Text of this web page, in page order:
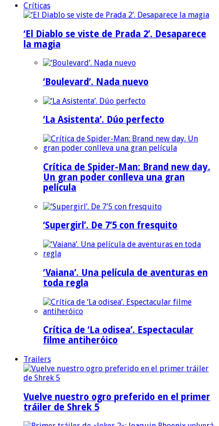
Críticas
‘El Diablo se viste de Prada 2’. Desaparece
la magia
‘Boulevard’. Nada nuevo
‘La Asistenta’. Dúo perfecto
Crítica de Spider-Man: Brand new day.
Un gran poder conlleva una gran
película
‘Supergirl’. De 7’5 con fresquito
‘Vaiana’. Una película de aventuras en
toda regla
Crítica de ‘La odisea’. Espectacular
filme antiheróico
Trailers
Vuelve nuestro ogro preferido en el primer
tráiler de Shrek 5